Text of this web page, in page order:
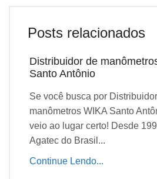
Posts relacionados
Distribuidor de
Santo Antônio
Se você busca por
manômetros WIKA Santo
veio ao lugar certo! Desde
Agatec do Brasil...
Continue Lendo...